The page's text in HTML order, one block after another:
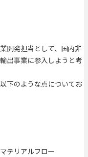
開発担当として、国内非
出事業に参入しようと考
下のような点についてお
テリアルフロー